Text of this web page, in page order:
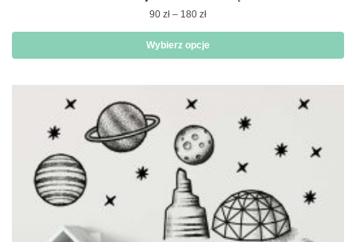
90 zł – 180 złZakres
od
90 zł
Wybierz opcje
produkt
ma
wiele
wariantów.
Opcje
można
wybrać
na